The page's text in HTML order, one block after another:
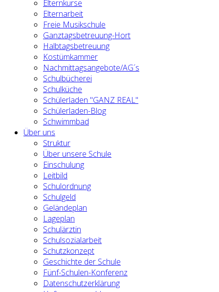
Elternkurse
Elternarbeit
Freie Musikschule
Ganztagsbetreuung-Hort
Halbtagsbetreuung
Kostümkammer
Nachmittagsangebote/AG´s
Schulbücherei
Schulküche
Schülerladen "GANZ REAL"
Schülerladen-Blog
Schwimmbad
Über uns
Struktur
Über unsere Schule
Einschulung
Leitbild
Schulordnung
Schulgeld
Geländeplan
Lageplan
Schulärztin
Schulsozialarbeit
Schutzkonzept
Geschichte der Schule
Fünf-Schulen-Konferenz
Datenschutzerklärung